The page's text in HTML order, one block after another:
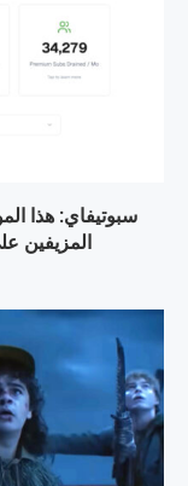
سبوتيفاي: هذا
المزيفين